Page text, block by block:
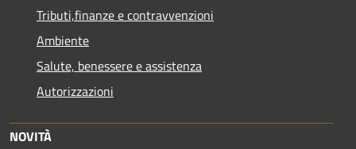
Tributi,finanze e contravvenzioni
Ambiente
Salute, benessere e assistenza
Autorizzazioni
NOVITÀ